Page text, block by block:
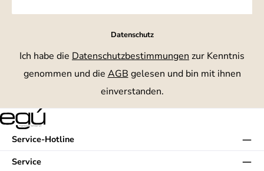
Datenschutz
Ich habe die Datenschutzbestimmungen zur Kenntnis
genommen und die AGB gelesen und bin mit ihnen
einverstanden.
Service-Hotline
Service